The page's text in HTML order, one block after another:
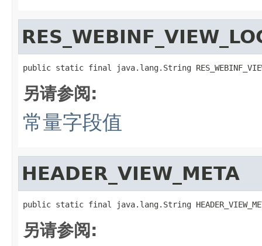
public static final java.lang.String
另请参阅:
常量字段值
HEADER_VIEW_META
public static final java.lang.String
另请参阅: